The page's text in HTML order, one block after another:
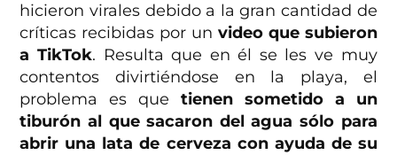
hicieron virales debido a la gran cantidad de
críticas recibidas por un video que subieron
a TikTok. Resulta que en él se les ve muy
contentos divirtiéndose en la playa, el
problema es que tienen sometido a un
tiburón al que sacaron del agua sólo para
abrir una lata de cerveza con ayuda de su